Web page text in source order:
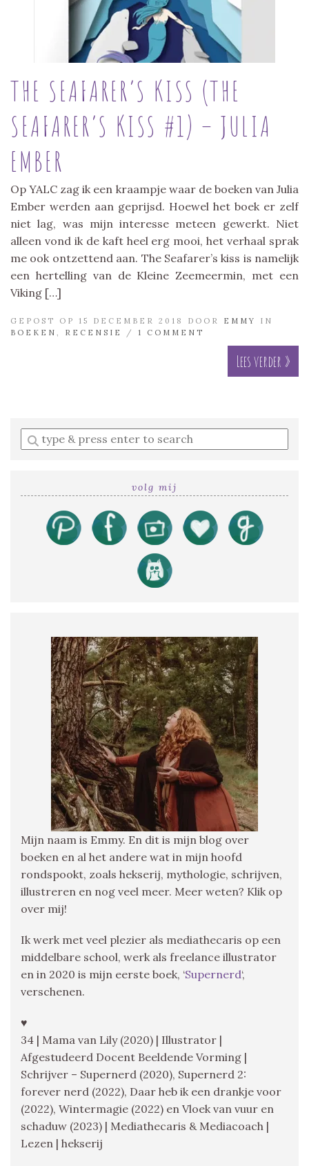
THE SEAFARER’S KISS (THE
SEAFARER’S KISS #1) – JULIA
EMBER
Op YALC zag ik een kraampje waar de boeken van Julia
Ember werden aan geprijsd. Hoewel het boek er zelf
niet lag, was mijn interesse meteen gewerkt. Niet
alleen vond ik de kaft heel erg mooi, het verhaal sprak
me ook ontzettend aan. The Seafarer’s kiss is namelijk
een hertelling van de Kleine Zeemeermin, met een
Viking […]
GEPOST OP 15 DECEMBER 2018 DOOR EMMY
IN
BOEKEN
RECENSIE / 1 COMMENT
Lees verder »
Enter
a
volg mij
Mijn naam is Emmy. En dit is mijn blog over
boeken en al het andere wat in mijn hoofd
rondspookt, zoals hekserij, mythologie, schrijven,
illustreren en nog veel meer. Meer weten? Klik op
over mij!
Ik werk met veel plezier als mediathecaris op een
middelbare school, werk als freelance illustrator
en in 2020 is mijn eerste boek, ‘Supernerd‘,
verschenen.
♥
34 | Mama van Lily (2020) | Illustrator |
Afgestudeerd Docent Beeldende Vorming |
Schrijver – Supernerd (2020), Supernerd 2:
forever nerd (2022), Daar heb ik een drankje voor
(2022), Wintermagie (2022) en Vloek van vuur en
schaduw (2023) | Mediathecaris & Mediacoach |
Lezen | hekserij